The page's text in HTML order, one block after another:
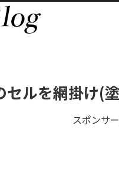
セルを網掛け(
スポンサ